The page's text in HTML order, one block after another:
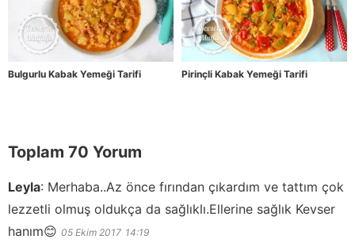
Bulgurlu Kabak Yemeği Tarifi Pirinçli Kabak Yemeği Tarifi
Toplam 70 Yorum
Leyla: Merhaba..Az önce fırından çıkardım ve tattım çok
lezzetli olmuş oldukça da sağlıklı.Ellerine sağlık Kevser
hanım😊 05 Ekim 2017 14:19